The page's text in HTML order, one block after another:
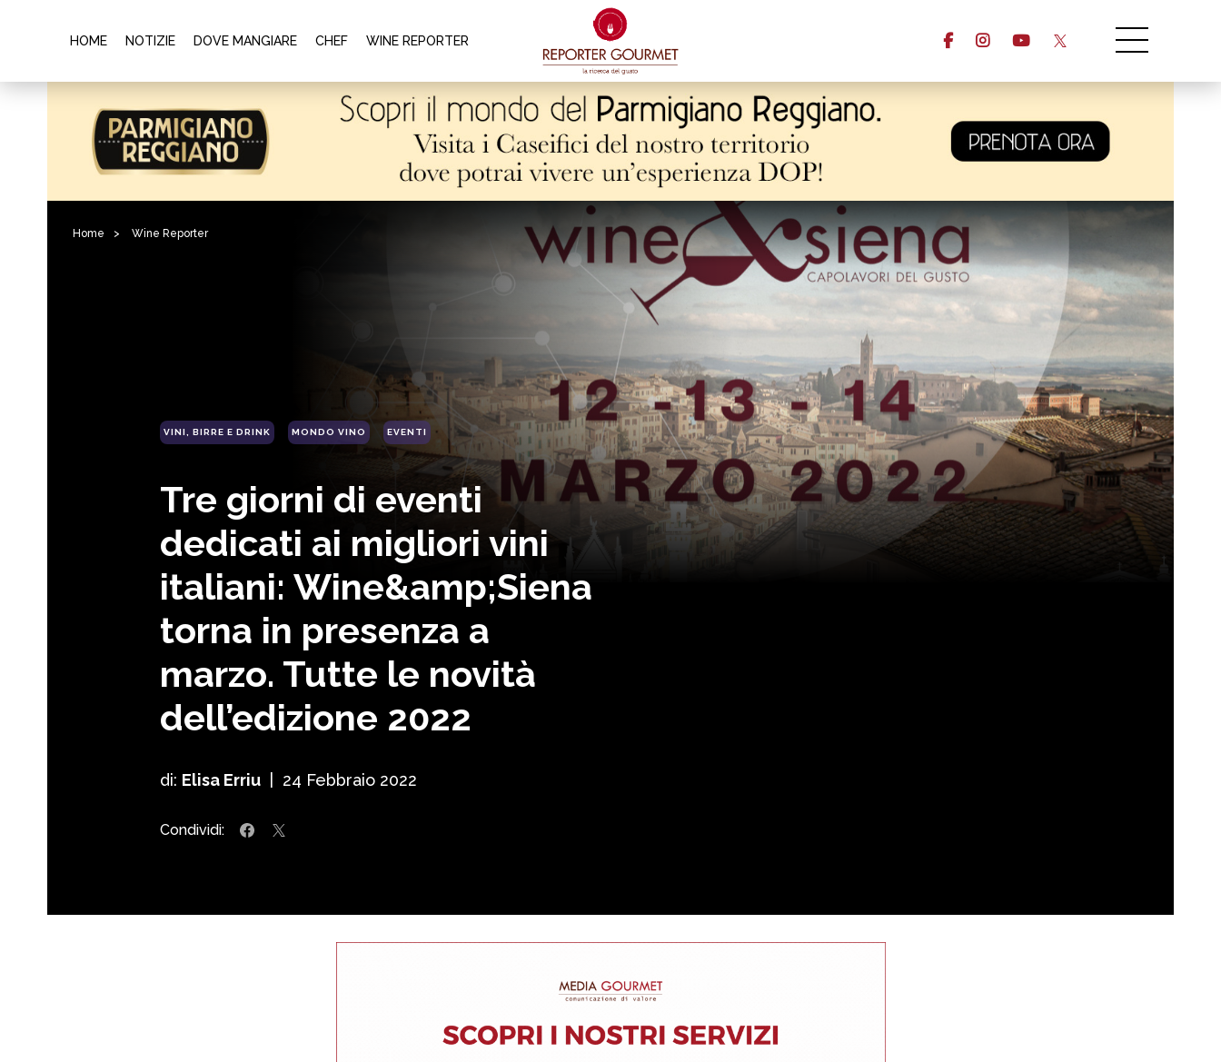
HOME NOTIZIE DOVE MANGIARE CHEF WINE REPORTER
Home > Wine Reporter
VINI, BIRRE E DRINK MONDO VINO EVENTI
Tre giorni di eventi
dedicati ai migliori vini
italiani: Wine&amp;Siena
torna in presenza a
marzo. Tutte le novità
dell’edizione 2022
di: Elisa Erriu 24 Febbraio 2022
Condividi: